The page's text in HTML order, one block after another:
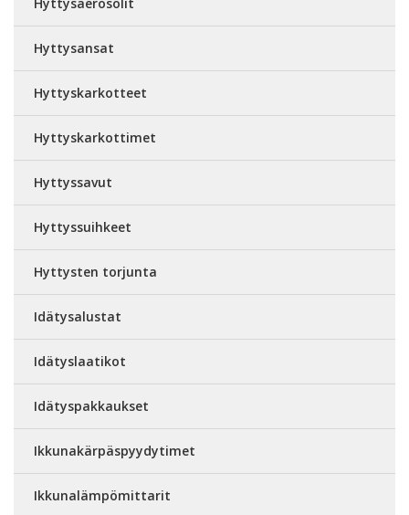
Hyttysansat
Hyttyskarkotteet
Hyttyskarkottimet
Hyttyssavut
Hyttyssuihkeet
Hyttysten torjunta
Idätysalustat
Idätyslaatikot
Idätyspakkaukset
Ikkunakärpäspyydytimet
Ikkunalämpömittarit